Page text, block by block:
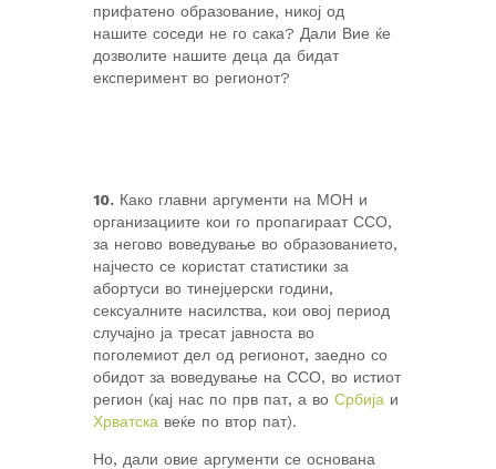
прифатено образование, никој од
нашите соседи не го сака? Дали Вие ќе
дозволите нашите деца да бидат
експеримент во регионот?
10. Како главни аргументи на МОН и
организациите кои го пропагираат ССО,
за негово воведување во образованието,
најчесто се користат статистики за
абортуси во тинејџерски години,
сексуалните насилства, кои овој период
случајно ја тресат јавноста во
поголемиот дел од регионот, заедно со
обидот за воведување на ССО, во истиот
регион (кај нас по прв пат, а во Србија и
Хрватска веќе по втор пат).
Но, дали овие аргументи се основана